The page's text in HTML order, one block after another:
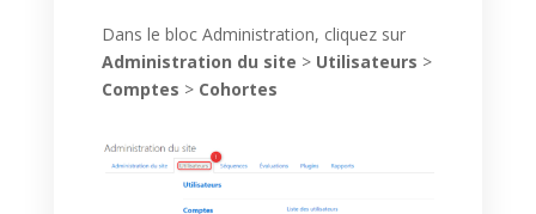
Dans le bloc Administration, cliquez sur
Administration du site > Utilisateurs >
Comptes > Cohortes